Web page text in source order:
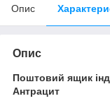
Опис
Опис
Поштовий ящик
Антрацит